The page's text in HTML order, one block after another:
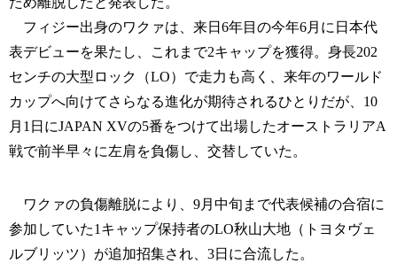
フィジー出身のワクァは、来日6年目の今年6月に日本代
表デビューを果たし、これまで2キャップを獲得。身長202
センチの大型ロック（LO）で走力も高く、来年のワールド
カップへ向けてさらなる進化が期待されるひとりだが、10
月1日にJAPAN XVの5番をつけて出場したオーストラリアA
戦で前半早々に左肩を負傷し、交替していた。
ワクァの負傷離脱により、9月中旬まで代表候補の合宿に
参加していた1キャップ保持者のLO秋山大地（トヨタヴェ
ルブリッツ）が追加招集され、3日に合流した。